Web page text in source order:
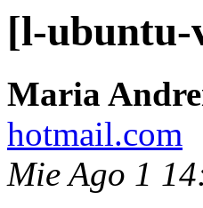
[l-ubuntu-
Maria
hotmail.com
Mie Ago 1